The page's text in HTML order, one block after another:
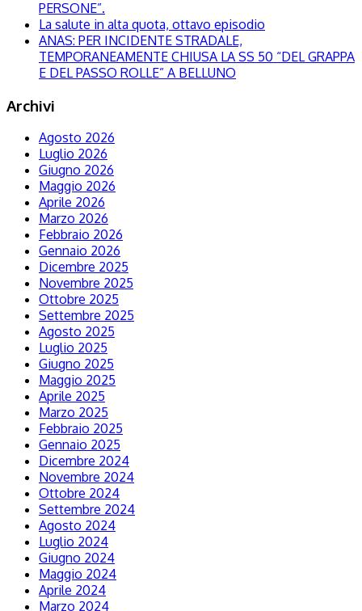
PERSONE”.
La salute in alta quota, ottavo episodio
ANAS: PER INCIDENTE STRADALE,
TEMPORANEAMENTE CHIUSA LA SS 50 “DEL GRAPPA
E DEL PASSO ROLLE” A BELLUNO
Archivi
Agosto 2026
Luglio 2026
Giugno 2026
Maggio 2026
Aprile 2026
Marzo 2026
Febbraio 2026
Gennaio 2026
Dicembre 2025
Novembre 2025
Ottobre 2025
Settembre 2025
Agosto 2025
Luglio 2025
Giugno 2025
Maggio 2025
Aprile 2025
Marzo 2025
Febbraio 2025
Gennaio 2025
Dicembre 2024
Novembre 2024
Ottobre 2024
Settembre 2024
Agosto 2024
Luglio 2024
Giugno 2024
Maggio 2024
Aprile 2024
Marzo 2024